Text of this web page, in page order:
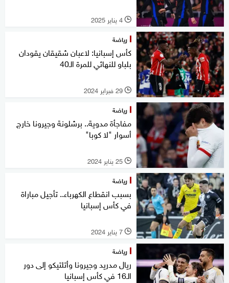
l 4 يناير 2025
رياضة
كأس إسبانيا: لاعبان شقيقان يقودان
بلباو للنهائي للمرة الـ40
l 29 فبراير 2024
رياضة
مفاجأة مدوية.. برشلونة وجيرونا خارج
أسوار "لا كوبا"
l 25 يناير 2024
رياضة
بسبب انقطاع الكهرباء.. تأجيل مباراة
في كأس إسبانيا
l 7 يناير 2024
رياضة
ريال مدريد وجيرونا وأتلتيكو إلى دور
الـ16 في كأس إسبانيا